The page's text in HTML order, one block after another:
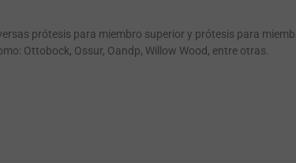
prótesis para miembro superior y prótesis para
Ottobock, Ossur, Oandp, Willow Wood, entre otras.